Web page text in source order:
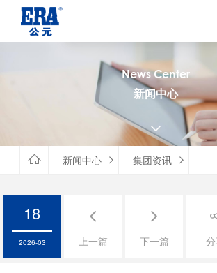
News Center
新闻中心

 新闻中心  集团资讯 
18
2026-03

上一篇

下一篇